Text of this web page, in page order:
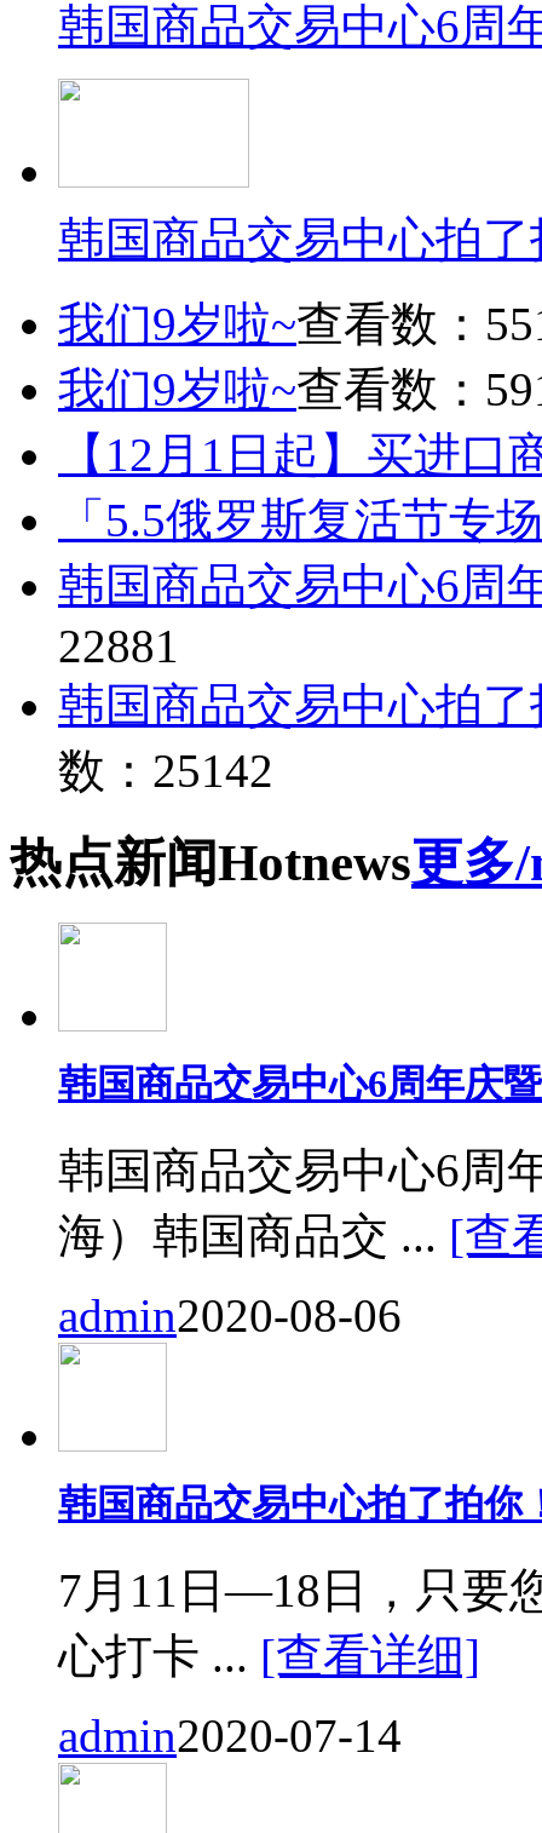
韩国商品交易中心6周
韩国商品交易中心拍
我们9岁啦~查看数：
我们9岁啦~查看数：
【12月1日起】买进口
「5.5俄罗斯复活节专
韩国商品交易中心6周
22881
韩国商品交易中心拍
数：25142
热点新闻Hotnews更多
韩国商品交易中心6周年庆
韩国商品交易中心6周
海）韩国商品交 ... [查
admin2020-08-06
韩国商品交易中心拍了拍你
7月11日—18日，只要
心打卡 ... [查看详细]
admin2020-07-14